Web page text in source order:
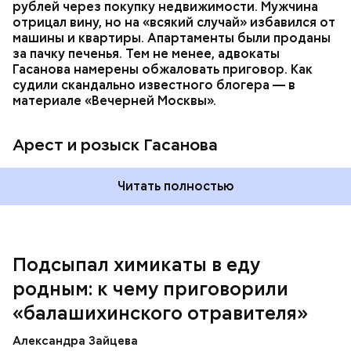
рублей через покупку недвижимости. Мужчина
отрицал вину, но на «всякий случай» избавился от
машины и квартиры. Апартаменты были проданы
за пачку печенья. Тем не менее, адвокаты
Гасанова намерены обжаловать приговор. Как
судили скандально известного блогера — в
материале «Вечерней Москвы».
Арест и розыск Гасанова
Читать полностью
Подсыпал химикаты в еду
родным: к чему приговорили
«балашихинского отравителя»
Александра Зайцева
Play
Началось расследование. В квартире потерпевших
Также отравленную пищу ела его младшая сестра.
которая в случае их смерти перешла бы сыну. Но
спустя несколько дней Миссюра заявил, что ранее
уже травил других людей.